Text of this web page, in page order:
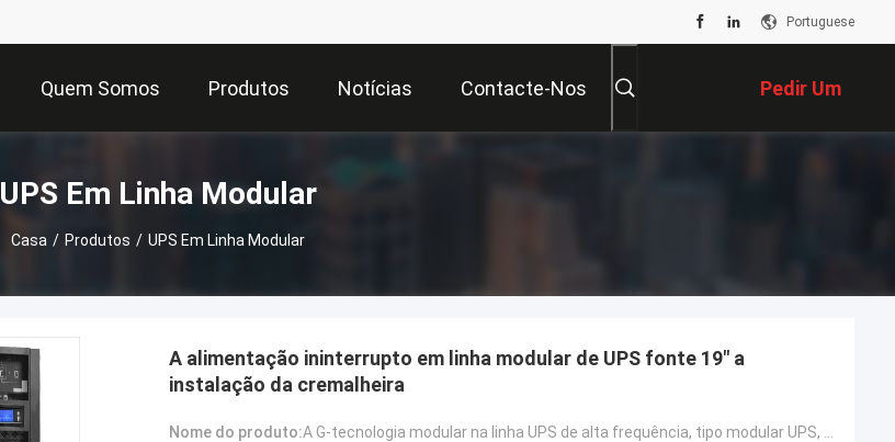
Portuguese
Quem Somos Produtos Notícias Contacte-Nos Pedir Um
Orçamento
UPS Em Linha Modular
Casa / Produtos / UPS Em Linha Modular
A alimentação ininterrupto em linha modular de UPS fonte 19" a
instalação da cremalheira
Nome do produto: